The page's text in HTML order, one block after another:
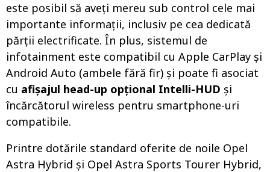
este posibil să aveți mereu sub control cele mai
importante informații, inclusiv pe cea dedicată
părții electrificate. În plus, sistemul de
infotainment este compatibil cu Apple CarPlay și
Android Auto (ambele fără fir) și poate fi asociat
cu afișajul head-up opțional Intelli-HUD și
încărcătorul wireless pentru smartphone-uri
compatibile.
Printre dotările standard oferite de noile Opel
Astra Hybrid și Opel Astra Sports Tourer Hybrid,